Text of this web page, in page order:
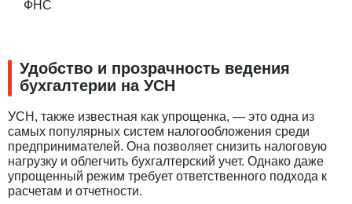
ФНС
Удобство и прозрачность ведения
бухгалтерии на УСН
УСН, также известная как упрощенка, — это одна из
самых популярных систем налогообложения среди
предпринимателей. Она позволяет снизить налоговую
нагрузку и облегчить бухгалтерский учет. Однако даже
упрощенный режим требует ответственного подхода к
расчетам и отчетности.